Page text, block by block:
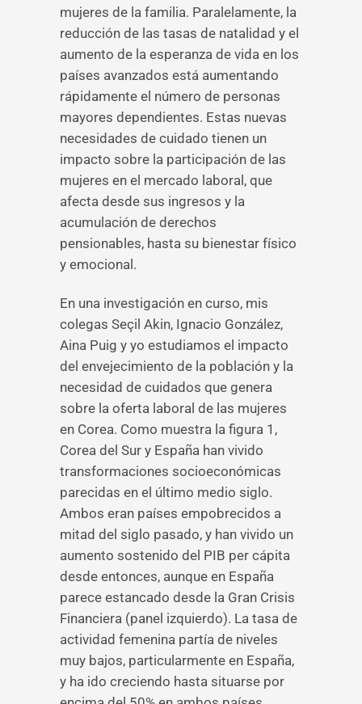
mujeres de la familia. Paralelamente, la
reducción de las tasas de natalidad y el
aumento de la esperanza de vida en los
países avanzados está aumentando
rápidamente el número de personas
mayores dependientes. Estas nuevas
necesidades de cuidado tienen un
impacto sobre la participación de las
mujeres en el mercado laboral, que
afecta desde sus ingresos y la
acumulación de derechos
pensionables, hasta su bienestar físico
y emocional.
En una investigación en curso, mis
colegas Seçil Akin, Ignacio González,
Aina Puig y yo estudiamos el impacto
del envejecimiento de la población y la
necesidad de cuidados que genera
sobre la oferta laboral de las mujeres
en Corea. Como muestra la figura 1,
Corea del Sur y España han vivido
transformaciones socioeconómicas
parecidas en el último medio siglo.
Ambos eran países empobrecidos a
mitad del siglo pasado, y han vivido un
aumento sostenido del PIB per cápita
desde entonces, aunque en España
parece estancado desde la Gran Crisis
Financiera (panel izquierdo). La tasa de
actividad femenina partía de niveles
muy bajos, particularmente en España,
y ha ido creciendo hasta situarse por